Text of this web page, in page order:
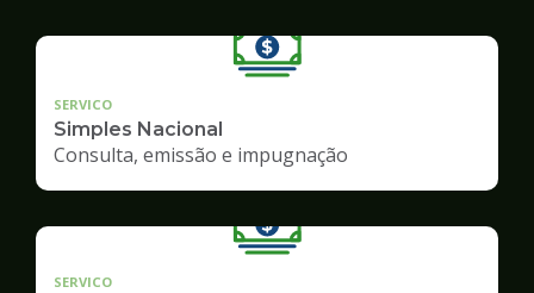
SERVICO
Simples Nacional
Consulta, emissão e impugnação
SERVICO